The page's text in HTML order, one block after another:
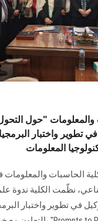
والمعلومات "حول
تطوير واختبار
الحاسبات والمعلومات
نظّمت الكلية ندوة